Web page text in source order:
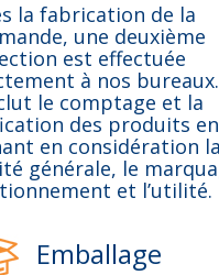
la fabrication de la
une deuxième
est effectuée
à nos
le comptage et la
des produits en
en considération la
générale, le
et l’utilité.
Emballage